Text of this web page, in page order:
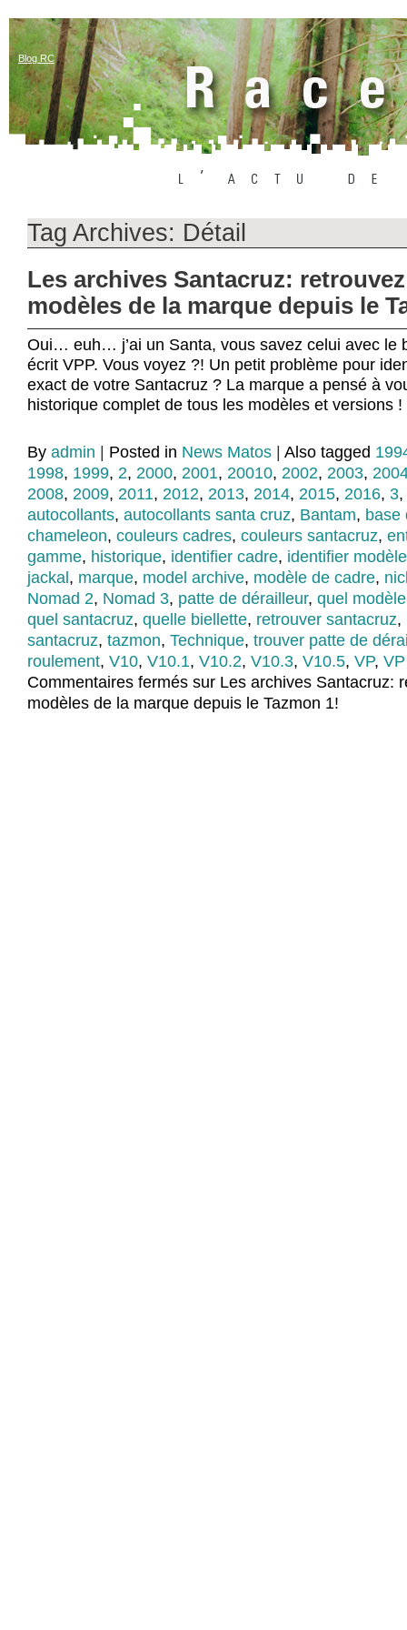
Blog RC
Tag Archives: Détail
Les archives Santacruz:
modèles de la marque depuis le
Oui… euh… j’ai un Santa, vous savez celui avec le
écrit VPP. Vous voyez ?! Un petit problème pour
exact de votre Santacruz ? La marque a pensé à
historique complet de tous les modèles et versions
By admin Posted in News Matos Also tagged
1998, 1999, 2, 2000, 2001, 20010, 2002, 2003,
2008, 2009, 2011, 2012, 2013, 2014, 2015, 2016, 3,
autocollants, autocollants santa cruz, Bantam, base
chameleon, couleurs cadres, couleurs santacruz,
gamme, historique, identifier cadre, identifier modèle
jackal , marque, model archive, modèle de cadre,
Nomad 2, Nomad 3, patte de dérailleur, quel modèle
quel santacruz, quelle biellette, retrouver santacruz,
santacruz, tazmon, Technique, trouver patte de
roulement, V10, V10.1, V10.2, V10.3, V10.5, VP,
Commentaires fermés sur Les archives Santacruz:
modèles de la marque depuis le Tazmon 1!